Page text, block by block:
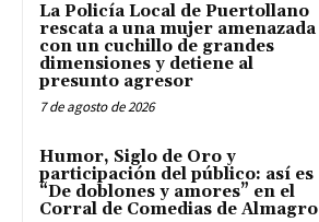
La Policía Local de Puertollano
rescata a una mujer amenazada
con un cuchillo de grandes
dimensiones y detiene al
presunto agresor
7 de agosto de 2026
Humor, Siglo de Oro y
participación del público: así es
“De doblones y amores” en el
Corral de Comedias de Almagro